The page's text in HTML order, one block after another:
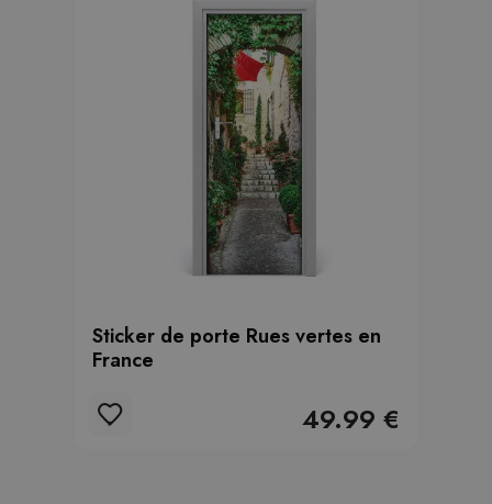
Sticker de porte Rues vertes en
France
49.99 €